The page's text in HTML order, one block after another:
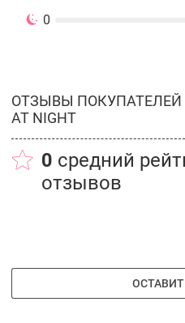
0
ОТЗЫВЫ ПОКУПАТЕЛЕЙ
AT NIGHT
0 средний
отзывов